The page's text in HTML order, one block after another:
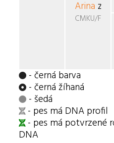
Arina z
CMKU/FBO/
- černá barva
- černá žíhaná
- šedá
- pes má DNA profil
- pes má potvrzené
DNA